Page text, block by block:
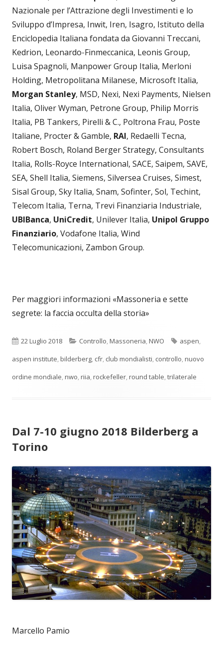
Nazionale per l’Attrazione degli Investimenti e lo
Sviluppo d’Impresa, Inwit, Iren, Isagro, Istituto della
Enciclopedia Italiana fondata da Giovanni Treccani,
Kedrion, Leonardo‐Finmeccanica, Leonis Group,
Luisa Spagnoli, Manpower Group Italia, Merloni
Holding, Metropolitana Milanese, Microsoft Italia,
Morgan Stanley, MSD, Nexi, Nexi Payments, Nielsen
Italia, Oliver Wyman, Petrone Group, Philip Morris
Italia, PB Tankers, Pirelli & C., Poltrona Frau, Poste
Italiane, Procter & Gamble, RAI, Redaelli Tecna,
Robert Bosch, Roland Berger Strategy, Consultants
Italia, Rolls‐Royce International, SACE, Saipem, SAVE,
SEA, Shell Italia, Siemens, Silversea Cruises, Simest,
Sisal Group, Sky Italia, Snam, Sofinter, Sol, Techint,
Telecom Italia, Terna, Trevi Finanziaria Industriale,
UBIBanca, UniCredit, Unilever Italia, Unipol Gruppo
Finanziario, Vodafone Italia, Wind
Telecomunicazioni, Zambon Group.
Per maggiori informazioni «Massoneria e sette
segrete: la faccia occulta della storia»
Pubblicato
22 Luglio 2018 Categorie
Controllo,Massoneria,NWO Tag
aspen,
aspen institute,bilderberg, cfr, club mondialisti, controllo,nuovo
ordine mondiale,nwo,riia,rockefeller,round table,trilaterale
Dal 7-10 giugno 2018 Bilderberg a
Torino
Marcello Pamio